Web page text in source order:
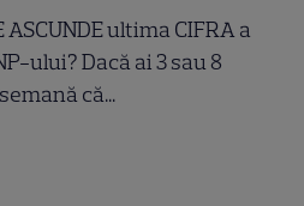
ASCUNDE ultima CIFRA a
ului? Dacă ai 3 sau 8
că...